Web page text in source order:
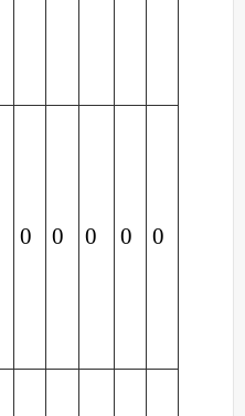
0 0 0 0 0